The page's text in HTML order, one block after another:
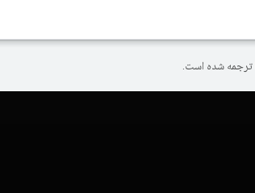
ترجمه شده است.